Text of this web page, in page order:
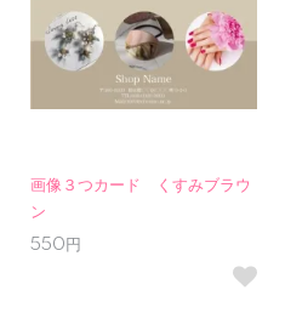
画像３つカード くすみブラウ
ン
550円